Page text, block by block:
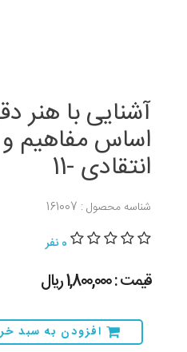
آشنایی با هنر
اساس مفاهیم
انتقادی -11
شناسه محصول : 161007
0 نفر
قیمت : 1,800,000 ریال
افزودن به سبد